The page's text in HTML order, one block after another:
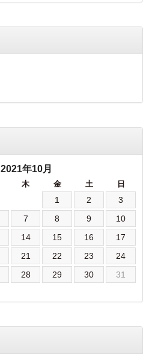
2021年10月
木 金 土 日
1 2
3
7 8 9
10
14 15 16
17
21 22 23
24
28 29 30
31